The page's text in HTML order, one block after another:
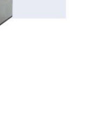
厚仪厦门海沧投资区-海南